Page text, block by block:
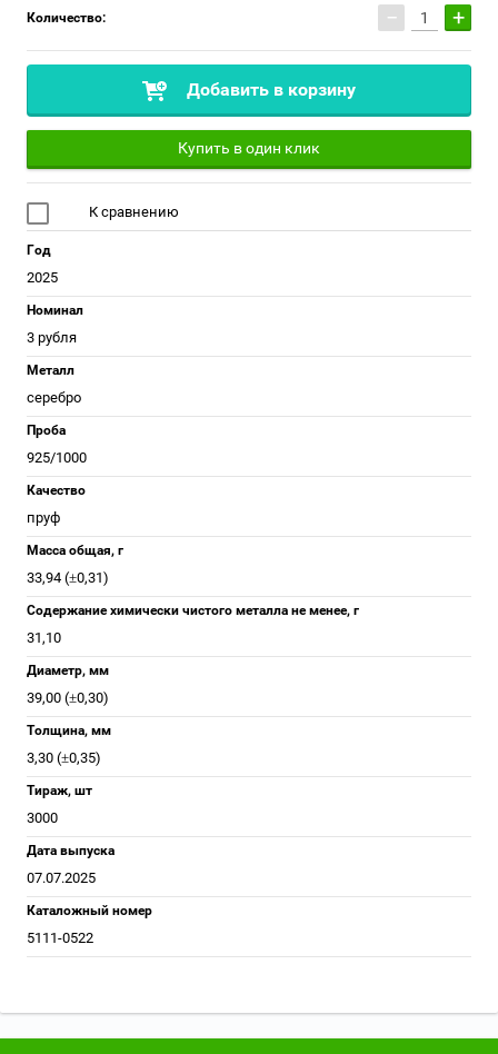
Количество: − +
Добавить в корзину
Купить в один клик
К сравнению
Год
2025
Номинал
3 рубля
Металл
серебро
Проба
925/1000
Качество
пруф
Масса общая, г
33,94 (±0,31)
Содержание химически чистого металла не менее, г
31,10
Диаметр, мм
39,00 (±0,30)
Толщина, мм
3,30 (±0,35)
Тираж, шт
3000
Дата выпуска
07.07.2025
Каталожный номер
5111-0522